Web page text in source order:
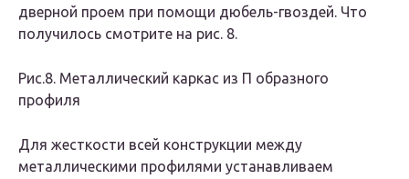
дверной проем при помощи дюбель-гвоздей. Что
получилось смотрите на рис. 8.
Рис.8. Металлический каркас из П образного
профиля
Для жесткости всей конструкции между
металлическими профилями устанавливаем